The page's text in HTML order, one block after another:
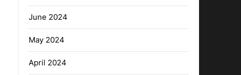
June 2024
May 2024
April 2024